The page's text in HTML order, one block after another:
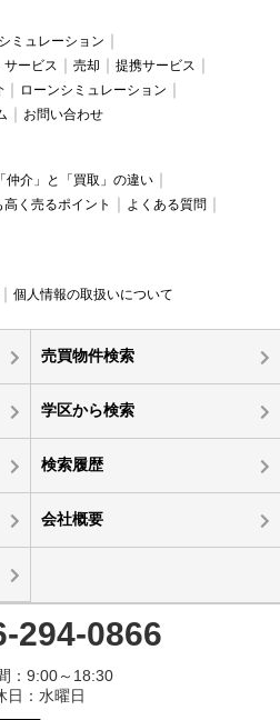
ミュレーション
サービス 売却
提携サービス
ローンシミュレーション
お問い合わせ
「仲介」と「買取」の違い
高く売るポイント
よくある質問
個人情報の取扱いについて
売買物件検索
学区から検索
検索履歴
会社概要
294-0866
：9:00～18:30
日：水曜日